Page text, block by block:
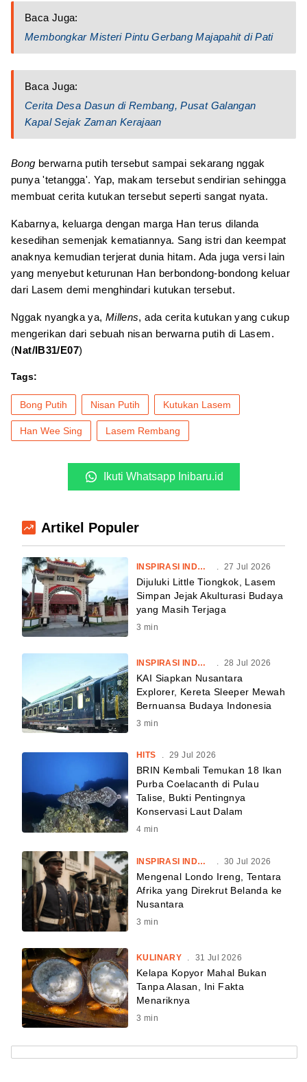
Baca Juga:
Membongkar Misteri Pintu Gerbang Majapahit di Pati
Baca Juga:
Cerita Desa Dasun di Rembang, Pusat Galangan
Kapal Sejak Zaman Kerajaan
Bong berwarna putih tersebut sampai sekarang nggak
punya 'tetangga'. Yap, makam tersebut sendirian sehingga
membuat cerita kutukan tersebut seperti sangat nyata.
Kabarnya, keluarga dengan marga Han terus dilanda
kesedihan semenjak kematiannya. Sang istri dan keempat
anaknya kemudian terjerat dunia hitam. Ada juga versi lain
yang menyebut keturunan Han berbondong-bondong keluar
dari Lasem demi menghindari kutukan tersebut.
Nggak nyangka ya, Millens, ada cerita kutukan yang cukup
mengerikan dari sebuah nisan berwarna putih di Lasem.
(Nat/IB31/E07)
Tags:
Bong Putih Nisan Putih Kutukan Lasem
Han Wee Sing Lasem Rembang
Ikuti Whatsapp Inibaru.id
Artikel Populer
INSPIRASI INDONESIA . 27 Jul 2026
Dijuluki Little Tiongkok, Lasem
Simpan Jejak Akulturasi Budaya
yang Masih Terjaga
3 min
INSPIRASI INDONESIA . 28 Jul 2026
KAI Siapkan Nusantara
Explorer, Kereta Sleeper Mewah
Bernuansa Budaya Indonesia
3 min
HITS . 29 Jul 2026
BRIN Kembali Temukan 18 Ikan
Purba Coelacanth di Pulau
Talise, Bukti Pentingnya
Konservasi Laut Dalam
4 min
INSPIRASI INDONESIA 30 Jul 2026
Mengenal Londo Ireng, Tentara
Afrika yang Direkrut Belanda ke
Nusantara
3 min
KULINARY 31 Jul 2026
Kelapa Kopyor Mahal Bukan
Tanpa Alasan, Ini Fakta
Menariknya
3 min